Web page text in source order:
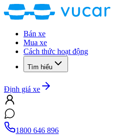
Bán xe
Mua xe
Cách thức hoạt động
Tìm hiểu
Định giá xe
1800 646 896